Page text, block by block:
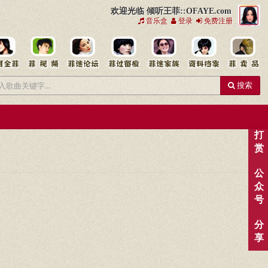
欢迎光临 倾听王菲::OFAYE.com
音乐盒 登录 免费注册
搜索
打
赏
公
众
号
分
享